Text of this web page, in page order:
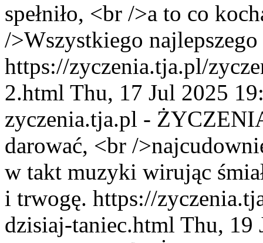
spełniło, <br />a to co
/>Wszystkiego
https://zyczenia.tja.pl/
2.html Thu, 17 Jul 2025
zyczenia.tja.pl -
darować, <br /
w takt muzyki wirując
i trwogę. https://
dzisiaj-taniec.html Thu, 19